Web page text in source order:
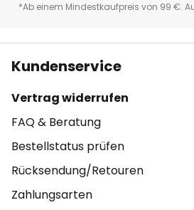
*Ab einem Mindestkaufpreis von 99 €.
Kundenservice
Vertrag widerrufen
FAQ & Beratung
Bestellstatus prüfen
Rücksendung/Retouren
Zahlungsarten